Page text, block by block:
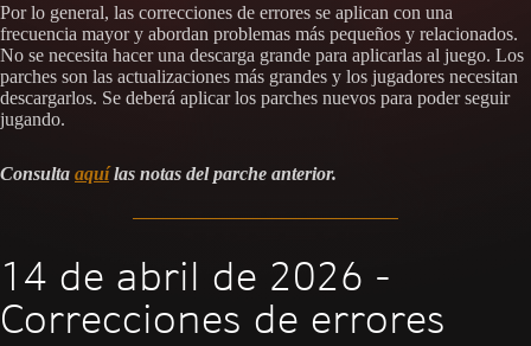
Por lo general, las correcciones de errores se aplican con una
frecuencia mayor y abordan problemas más pequeños y relacionados.
No se necesita hacer una descarga grande para aplicarlas al juego. Los
parches son las actualizaciones más grandes y los jugadores necesitan
descargarlos. Se deberá aplicar los parches nuevos para poder seguir
jugando.
Consulta aquílas notas del parche anterior.
14 de abril de 2026 -
Correcciones de errores